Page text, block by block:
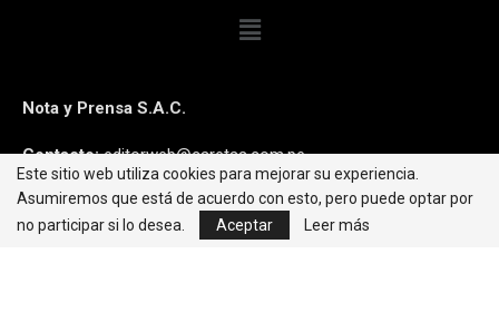
Nota y Prensa S.A.C.
Contacto:editorweb@caretas.com.pe
Síguenos:
Este sitio web utiliza cookies para mejorar su experiencia.
Asumiremos que está de acuerdo con esto, pero puede optar por
no participar si lo desea.
Aceptar Leer más